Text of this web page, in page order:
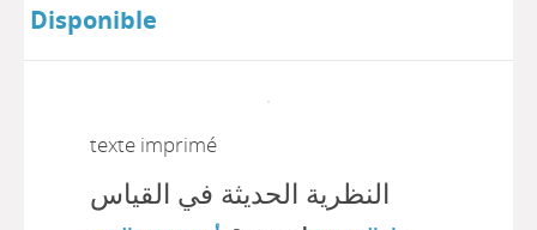
Disponible
texte imprimé
النظرية الحديثة في القياس